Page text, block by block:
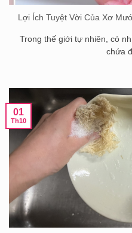
Lợi Ích Tuyệt Vời Của Xơ
Trong thế giới tự nhiên, có
chứa
01
Th10